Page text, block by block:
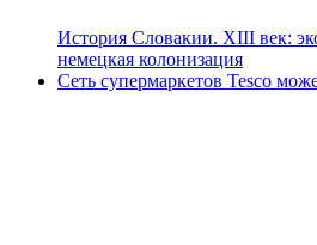
История Словакии. XIII век:
немецкая колонизация
Сеть супермаркетов Tesco